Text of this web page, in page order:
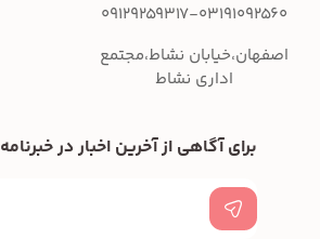
09129259317-03191092560
اصفهان،خیابان نشاط،مجتمع
اداری نشاط
برای آگاهی از آخرین اخبار در